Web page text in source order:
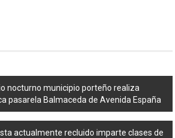
nocturno municipio porteño realiza
pasarela Balmaceda de Avenida España
actualmente recluido imparte clases de